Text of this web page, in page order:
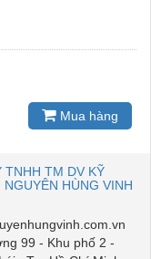
Mua hàng
TNHH TM DV KỸ
HÙNG VINH
99 - Khu phố 2 -